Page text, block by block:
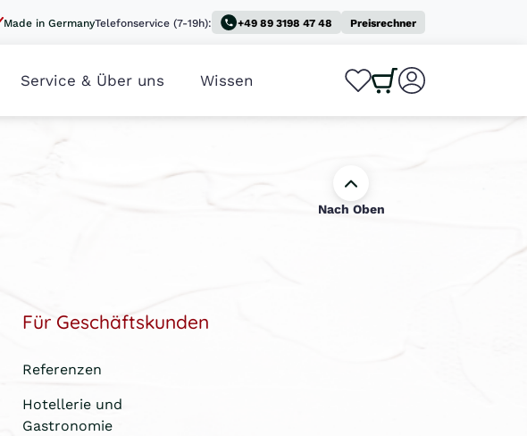
Made in GermanyTelefonservice (7-19h): +49 89 3198 47 48 Preisrechner
Service & Über uns Wissen 0
Nach Oben
Für Geschäftskunden
Referenzen
Hotellerie und
Gastronomie